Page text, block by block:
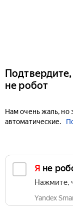
не робот
Нам очень жаль, но
автоматические.
Я не
Нажмите,
Yandex